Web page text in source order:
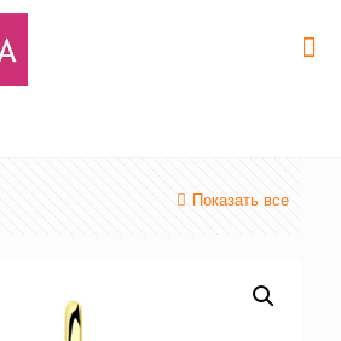
Показать все